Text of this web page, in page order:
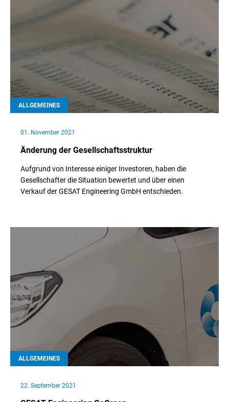
ALLGEMEINES
01. November 2021
Änderung der Gesellschaftsstruktur
Aufgrund von Interesse einiger Investoren, haben die
Gesellschafter die Situation bewertet und über einen
Verkauf der GESAT Engineering GmbH entschieden.
// Weiterlesen
ALLGEMEINES
22. September 2021